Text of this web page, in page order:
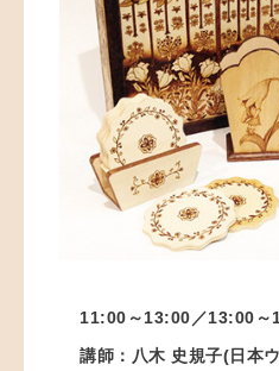
11:00～13:00／13:00～
講師：八木 史規子(日本